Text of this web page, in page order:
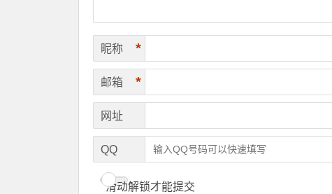
昵称 *
邮箱 *
网址
QQ
滑动解锁才能提交